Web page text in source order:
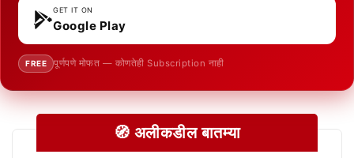
GET IT ON
Google Play
FREE पूर्णपणे मोफत — कोणतेही Subscription नाही
🧭 अलीकडील बातम्या